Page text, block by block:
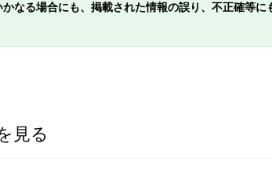
なる場合にも、掲載された情報の誤り、不正確等
見る